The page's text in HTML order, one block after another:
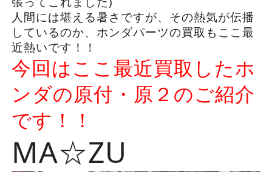
人間には堪える暑さですが、その熱気が伝播
しているのか、ホンダパーツの買取もここ最
近熱いです！！
今回はここ最近買取したホ
ンダの原付・原２のご紹介
です！！
MA☆ZU